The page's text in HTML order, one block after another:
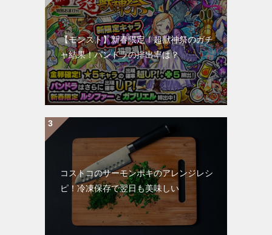
【モンスト】新春限定！超獣神祭のガチ
ャ結果！パンドラの排出率は？
コストコのサーモンポキのアレンジレシ
ピ！冷凍保存で翌日も美味しい